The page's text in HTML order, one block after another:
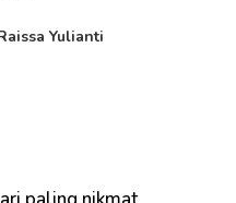
Yulianti